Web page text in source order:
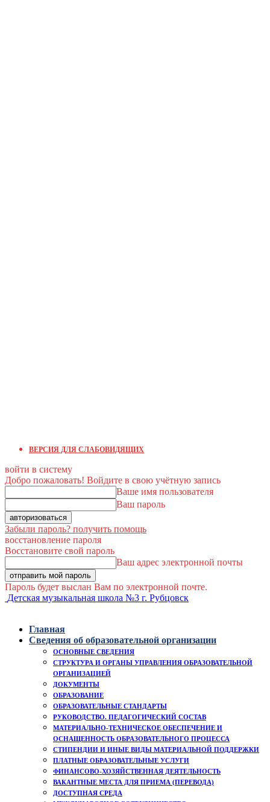
ВЕРСИЯ ДЛЯ СЛАБОВИДЯЩИХ
войти в систему
Добро пожаловать! Войдите в свою учётную запись
Ваше имя пользователя
Ваш пароль
Забыли пароль? получить помощь
восстановление пароля
Восстановите свой пароль
Ваш адрес электронной почты
Пароль будет выслан Вам по электронной почте.
Детская музыкальная школа №3 г. Рубцовск
Главная
Сведения об образовательной организации
ОСНОВНЫЕ СВЕДЕНИЯ
СТРУКТУРА И ОРГАНЫ УПРАВЛЕНИЯ ОБРАЗОВАТЕЛЬНОЙ
ОРГАНИЗАЦИЕЙ
ДОКУМЕНТЫ
ОБРАЗОВАНИЕ
ОБРАЗОВАТЕЛЬНЫЕ СТАНДАРТЫ
РУКОВОДСТВО. ПЕДАГОГИЧЕСКИЙ СОСТАВ
МАТЕРИАЛЬНО-ТЕХНИЧЕСКОЕ ОБЕСПЕЧЕНИЕ И
ОСНАЩЕННОСТЬ ОБРАЗОВАТЕЛЬНОГО ПРОЦЕССА
СТИПЕНДИИ И ИНЫЕ ВИДЫ МАТЕРИАЛЬНОЙ ПОДДЕРЖКИ
ПЛАТНЫЕ ОБРАЗОВАТЕЛЬНЫЕ УСЛУГИ
ФИНАНСОВО-ХОЗЯЙСТВЕННАЯ ДЕЯТЕЛЬНОСТЬ
ВАКАНТНЫЕ МЕСТА ДЛЯ ПРИЕМА (ПЕРЕВОДА)
ДОСТУПНАЯ СРЕДА